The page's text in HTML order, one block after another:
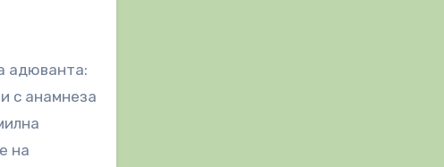
адюванта:
с анамнеза
на